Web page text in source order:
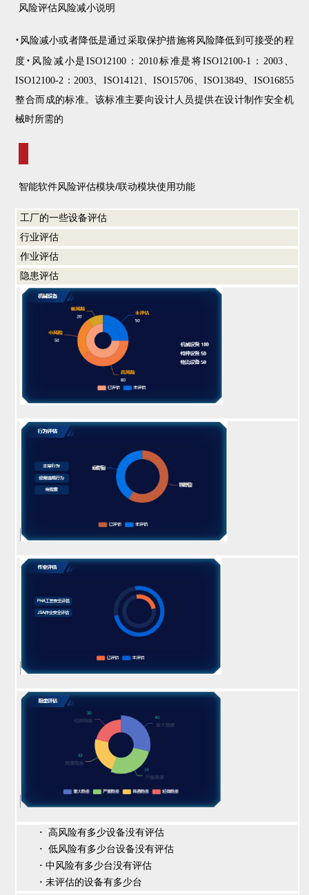
风险评估风险减小说明
· 风险减小或者降低是通过采取保护措施将风险降低到可接受的程
度 · 风险减小是ISO12100：2010标准是将ISO12100-1：2003、
ISO12100-2：2003、ISO14121、ISO15706、 ISO13849、 ISO16855
整合而成的标准。该标准主要向设计人员提供在设计制作安全机
械时所需的
智能软件风险评估模块/联动模块使用功能
工厂的一些设备评估
行业评估
作业评估
隐患评估
·
高风险有多少设备没有评估
·
低风险有多少台设备没有评估
· 中风险有多少台没有评估
· 未评估的设备有多少台